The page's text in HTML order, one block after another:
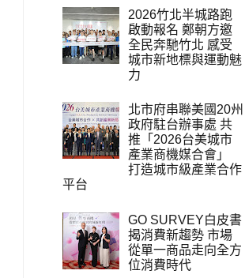
2026竹北半城路跑
啟動報名 鄭朝方邀
全民奔馳竹北 感受
城市新地標與運動魅
力
北市府串聯美國20州
政府駐台辦事處 共
推「2026台美城市
產業商機媒合會」
打造城市級產業合作
平台
GO SURVEY白皮書
揭消費新趨勢 市場
從單一商品走向全方
位消費時代